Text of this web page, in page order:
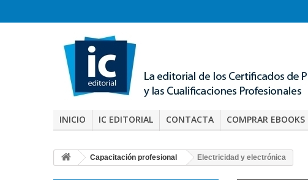
INICIO IC EDITORIAL CONTACTA COMPRAR EBOOKS
Capacitación profesional Electricidad y electrónica